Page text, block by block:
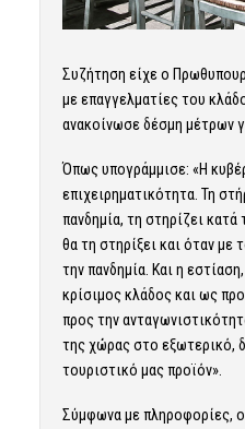
Συζήτηση είχε ο
με επαγγελματίες του
ανακοίνωσε δέσμη μέτρων
Όπως υπογράμμισε: «Η
επιχειρηματικότητα. Τη
πανδημία, τη στηρίζει κατά
θα τη στηρίξει και όταν
την πανδημία. Και η
κρίσιμος κλάδος και ως
προς την
της χώρας στο εξωτερικό,
τουριστικό μας προϊόν».
Σύμφωνα με πληροφορίες,